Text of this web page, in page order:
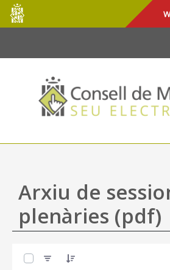
Salta al contingut principal
Consell
de
Mallorca
Arxiu de
plenàries (pdf)